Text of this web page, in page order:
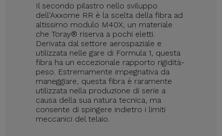
Il secondo pilastro nello sviluppo
dell'Axxome RR è la scelta della fibra ad
altissimo modulo M40X, un materiale
che Toray® riserva a pochi eletti.
Derivata dal settore aerospaziale e
utilizzata nelle gare di Formula 1, questa
fibra ha un eccezionale rapporto rigidità-
peso. Estremamente impegnativa da
maneggiare, questa fibra è raramente
utilizzata nella produzione di serie a
causa della sua natura tecnica, ma
consente di spingere indietro i limiti
meccanici del telaio.